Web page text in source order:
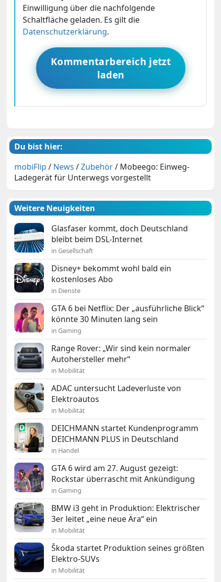
Einwilligung über die nachfolgende
Schaltfläche geladen. Es gilt die
Datenschutzerklärung.
Kommentarbereich jetzt
laden
Du bist hier:
mobiFlip / News /Zubehör/ Mobeego: Einweg-
Ladegerät für Unterwegs vorgestellt
Weitere Neuigkeiten
Glasfaser kommt, doch Deutschland
bleibt beim DSL-Internet
in Gesellschaft
Disney+ bekommt wohl bald ein
kostenloses Abo
in Dienste
GTA 6 bei Netflix: Der „ausführliche Blick“
könnte 30 Minuten lang sein
in Gaming
Range Rover: „Wir sind kein normaler
Autohersteller mehr“
in Mobilität
ADAC untersucht Ladeverluste von
Elektroautos
in Mobilität
DEICHMANN startet Kundenprogramm
DEICHMANN PLUS in Deutschland
in Handel
GTA 6 wird am 27. August gezeigt:
Rockstar überrascht mit Ankündigung
in Gaming
BMW i3 geht in Produktion: Elektrischer
3er leitet „eine neue Ära“ ein
in Mobilität
Škoda startet Produktion seines größten
Elektro-SUVs
in Mobilität